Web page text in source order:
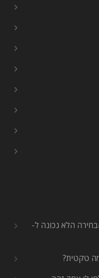
הלא נכונה ל-